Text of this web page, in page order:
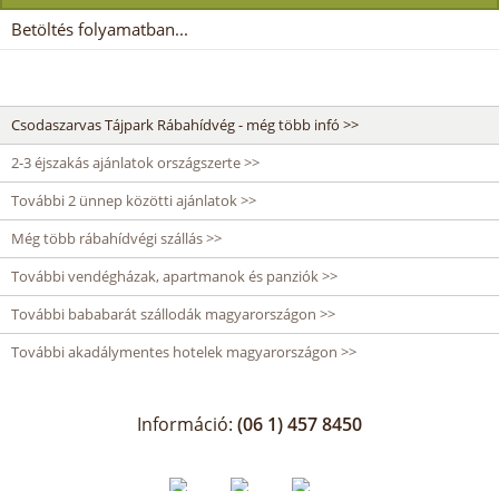
Betöltés folyamatban...
Csodaszarvas Tájpark Rábahídvég - még több infó >>
2-3 éjszakás ajánlatok országszerte >>
További 2 ünnep közötti ajánlatok >>
Még több rábahídvégi szállás >>
További vendégházak, apartmanok és panziók >>
További bababarát szállodák magyarországon >>
További akadálymentes hotelek magyarországon >>
Információ: (06 1) 457 8450